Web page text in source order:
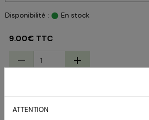
Disponibilité : En stock
9.00€ TTC
État du produit :
ATTENTION